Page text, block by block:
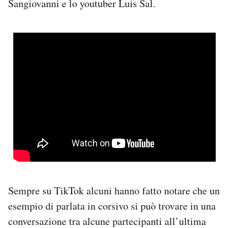
Sangiovanni e lo youtuber Luis Sal.
Sempre su TikTok alcuni hanno fatto notare che un
esempio di parlata in corsivo si può trovare in una
conversazione tra alcune partecipanti all’ultima